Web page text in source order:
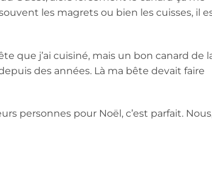
les magrets ou bien les cuisses, il
que j’ai cuisiné, mais un bon canard de
des années. Là ma bête devait faire
personnes pour Noël, c’est parfait.